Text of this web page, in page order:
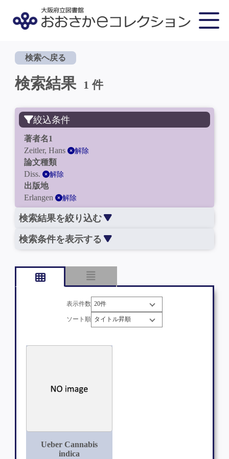
検索へ戻る
検索結果 1 件
絞込条件
著者名1
Zeitler, Hans
解除
論文種類
Diss.
解除
出版地
Erlangen
解除
検索結果を絞り込む
検索条件を表示する
表示件数
ソート順
Ueber Cannabis
indica